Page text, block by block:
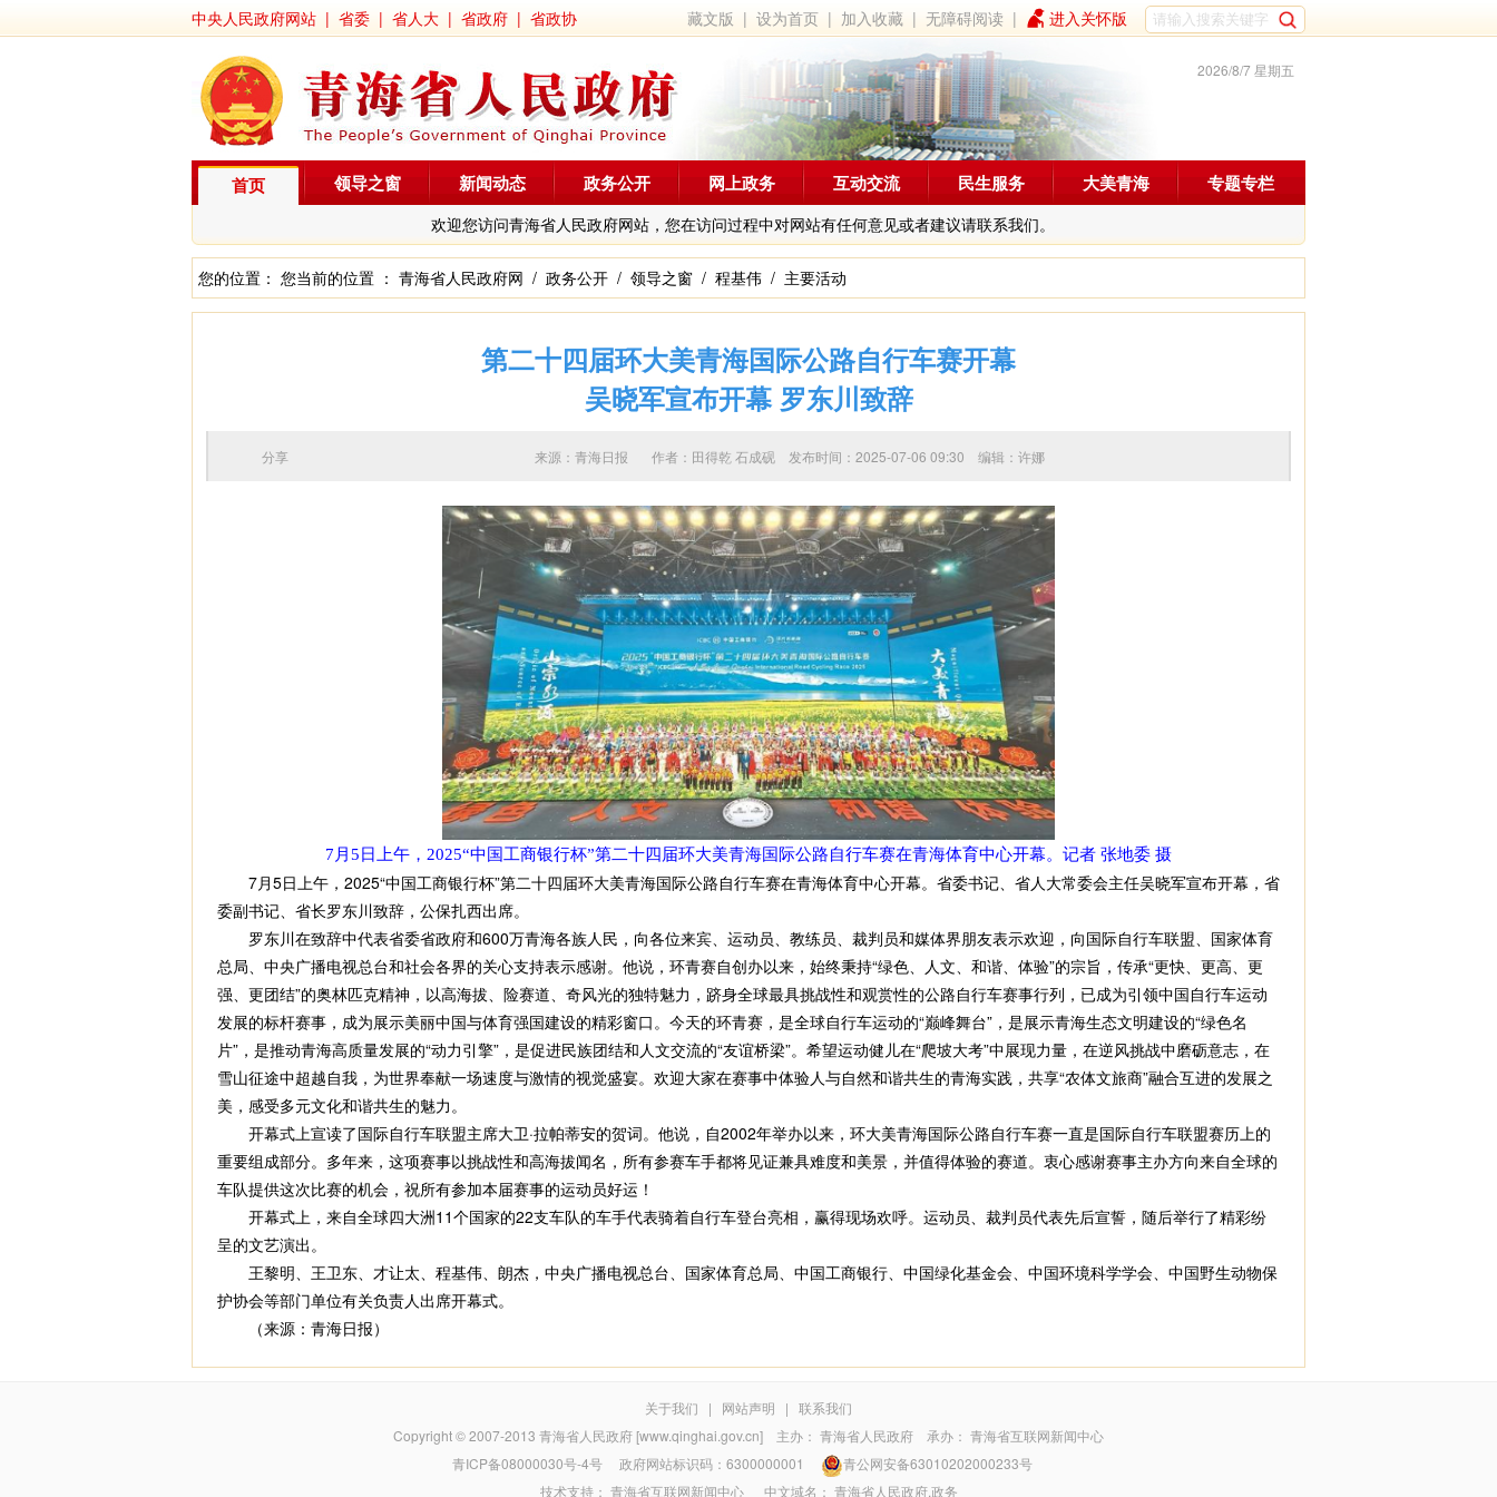
中央人民政府网站 | 省委 | 省人大 | 省政府 | 省政协 藏文版 |设为首页 | 加入收藏 |无障碍阅读 | 进入关怀版
2026/8/7 星期五
首页
欢迎您访问青海省人民政府网站，您在访问过程中对网站有任何意见或者建议请联系我们。
领导之窗 新闻动态 政务公开 网上政务 互动交流 民生服务 大美青海 专题专栏
您的位置： 您当前的位置 ： 青海省人民政府网 / 政务公开 / 领导之窗 / 程基伟 / 主要活动
第二十四届环大美青海国际公路自行车赛开幕
吴晓军宣布开幕 罗东川致辞
来源：青海日报 作者： 田得乾 石成砚 发布时间：2025-07-06 09:30 编辑：许娜
分享
7月5日上午，2025“中国工商银行杯”第二十四届环大美青海国际公路自行车赛在青海体育中心开幕。记者 张地委 摄
7月5日上午，2025“中国工商银行杯”第二十四届环大美青海国际公路自行车赛在青海体育中心开幕。省委书记、省人大常委会主任吴晓军宣布开幕，省
委副书记、省长罗东川致辞，公保扎西出席。
罗东川在致辞中代表省委省政府和600万青海各族人民，向各位来宾、运动员、教练员、裁判员和媒体界朋友表示欢迎，向国际自行车联盟、国家体育
总局、中央广播电视总台和社会各界的关心支持表示感谢。他说，环青赛自创办以来，始终秉持“绿色、人文、和谐、体验”的宗旨，传承“更快、更高、更
强、更团结”的奥林匹克精神，以高海拔、险赛道、奇风光的独特魅力，跻身全球最具挑战性和观赏性的公路自行车赛事行列，已成为引领中国自行车运动
发展的标杆赛事，成为展示美丽中国与体育强国建设的精彩窗口。今天的环青赛，是全球自行车运动的“巅峰舞台”，是展示青海生态文明建设的“绿色名
片”，是推动青海高质量发展的“动力引擎”，是促进民族团结和人文交流的“友谊桥梁”。希望运动健儿在“爬坡大考”中展现力量，在逆风挑战中磨砺意志，在
雪山征途中超越自我，为世界奉献一场速度与激情的视觉盛宴。欢迎大家在赛事中体验人与自然和谐共生的青海实践，共享“农体文旅商”融合互进的发展之
美，感受多元文化和谐共生的魅力。
开幕式上宣读了国际自行车联盟主席大卫·拉帕蒂安的贺词。他说，自2002年举办以来，环大美青海国际公路自行车赛一直是国际自行车联盟赛历上的
重要组成部分。多年来，这项赛事以挑战性和高海拔闻名，所有参赛车手都将见证兼具难度和美景，并值得体验的赛道。衷心感谢赛事主办方向来自全球的
车队提供这次比赛的机会，祝所有参加本届赛事的运动员好运！
开幕式上，来自全球四大洲11个国家的22支车队的车手代表骑着自行车登台亮相，赢得现场欢呼。运动员、裁判员代表先后宣誓，随后举行了精彩纷
呈的文艺演出。
王黎明、王卫东、才让太、程基伟、朗杰，中央广播电视总台、国家体育总局、中国工商银行、中国绿化基金会、中国环境科学学会、中国野生动物保
护协会等部门单位有关负责人出席开幕式。
（来源：青海日报）
关于我们 | 网站声明 | 联系我们
Copyright © 2007-2013 青海省人民政府 [www.qinghai.gov.cn] 主办： 青海省人民政府 承办： 青海省互联网新闻中心
青ICP备08000030号-4号政府网站标识码：6300000001
青公网安备63010202000233号
技术支持： 青海省互联网新闻中心中文域名： 青海省人民政府.政务